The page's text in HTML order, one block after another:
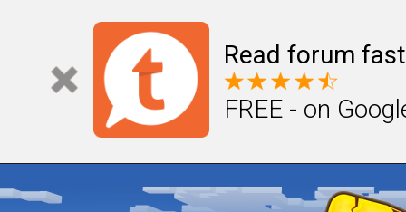
Read forum
FREE - on